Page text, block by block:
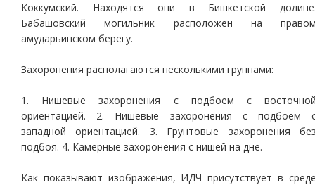
Коккумский. Находятся они в Бишкетской
Бабашовский могильник расположен на
амударьинском берегу.
Захоронения располагаются несколькими группами:
1. Нишевые захоронения с подбоем с
ориентацией. 2. Нишевые захоронения с подбоем
западной ориентацией. 3. Грунтовые захоронения
подбоя. 4. Камерные захоронения с нишей на дне.
Как показывают изображения, ИДЧ присутствует в